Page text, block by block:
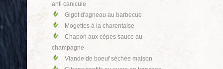
anti canicule
Gigot d'agneau au barbecue
Mogettes à la charentaise
Chapon aux cèpes sauce au
champagne
Viande de boeuf séchée maison